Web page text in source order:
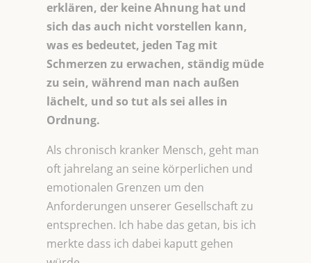
erklären, der keine Ahnung hat und
sich das auch nicht vorstellen kann,
was es bedeutet, jeden Tag mit
Schmerzen zu erwachen, ständig müde
zu sein, während man nach außen
lächelt, und so tut als sei alles in
Ordnung.
Als chronisch kranker Mensch, geht man
oft jahrelang an seine körperlichen und
emotionalen Grenzen um den
Anforderungen unserer Gesellschaft zu
entsprechen. Ich habe das getan, bis ich
merkte dass ich dabei kaputt gehen